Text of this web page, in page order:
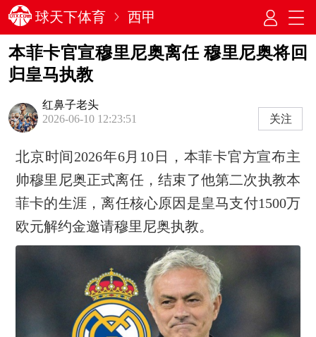
球天下体育 西甲
本菲卡官宣穆里尼奥离任 穆里尼奥将回
归皇马执教
红鼻子老头
2026-06-10 12:23:51
关注
北京时间2026年6月10日，本菲卡官方宣布主
帅穆里尼奥正式离任，结束了他第二次执教本
菲卡的生涯，离任核心原因是皇马支付1500万
欧元解约金邀请穆里尼奥执教。